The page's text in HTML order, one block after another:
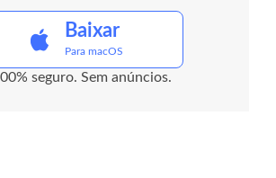
Baixar
Para macOS
seguro. Sem anúncios.